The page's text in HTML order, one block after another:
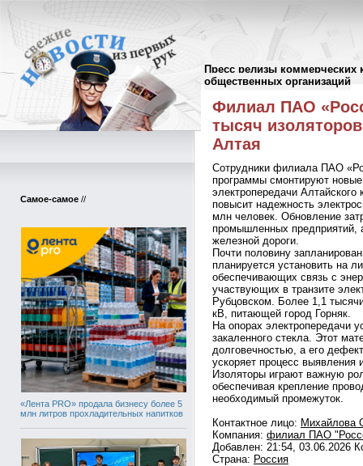
Пресс релизы коммерческих
общественных организаций
Самое-самое //
«Лента PRO» продала бизнесу более 5
млн литров прохладительных напитков
Пресс-релизы//
Филиал ПАО
тысяч
Алтая
Сотрудники филиала ПАО
программы смонтируют
электропередачи Алтайского
повысит надежность
млн человек. Обновление
промышленных предприятий,
железной дороги.
Почти половину
планируется установить на
обеспечивающих связь с
участвующих в транзите
Рубцовском. Более 1,1
кВ, питающей город Горняк.
На опорах электропередачи
закаленного стекла. Этот
долговечностью, а его
ускоряет процесс выявления
Изоляторы играют важную
обеспечивая крепление
необходимый промежуток.
Контактное лицо: Михайлова
Компания: филиал ПАО
Добавлен: 21:54, 03.06.2026
Страна: Россия